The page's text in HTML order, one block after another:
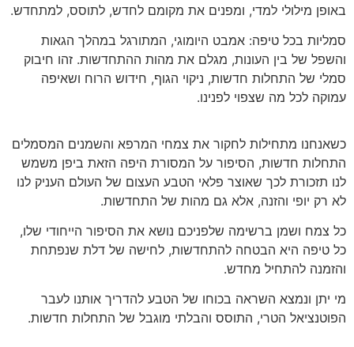
באופן מילולי למדי, ומפנים את מקומם לחדש, לתוסס, למתחדש.
סמליות בכל טיפה: אמבט היומוגי, המתורגל במהלך הגאות
והשפל של בין העונות, מגלם את מהות ההתחדשות. זהו חיבוק
סמלי של התחלות חדשות, ניקוי הגוף, חידוש הרוח ושאיפה
עמוקה לכל מה שצפוי לפנינו.
כשאנחנו מתחילות לחקור את צמחי המרפא והשמנים המסמלים
התחלות חדשות, הסיפור על המסורת היפה הזאת ביפן משמש
לנו תזכורת לכך שאוצר פלאי הטבע העצום של העולם העניק לנו
לא רק יופי והזנה, אלא גם מהות של התחדשות.
כל צמח ושמן ברשימה שלפניכם נושא את הסיפור הייחודי שלו,
כל טיפה היא הבטחה להתחדשות, לחישה של דלת שנפתחת
והזמנה להתחיל מחדש.
מי יתן ונמצא השראה בכוחו של הטבע להדריך אותנו לעבר
הפוטנציאל הטרי, התוסס והבלתי מוגבל של התחלות חדשות.